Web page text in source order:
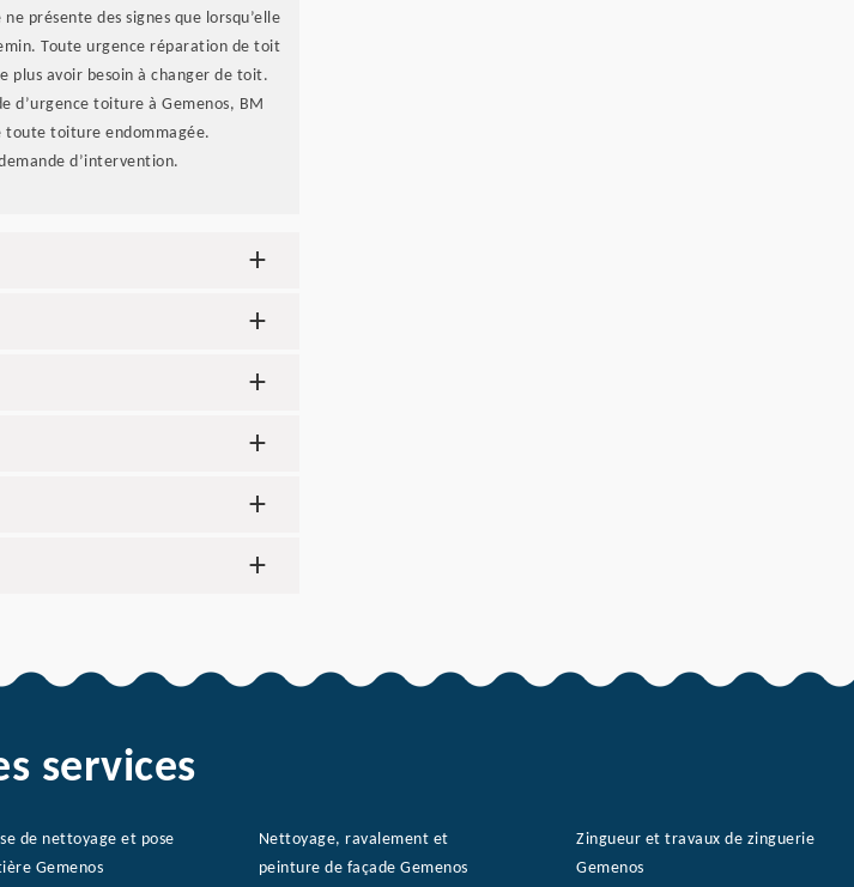
présente des signes que lorsqu’elle
Toute urgence réparation de toit
plus avoir besoin à changer de toit.
d’urgence toiture à Gemenos, BM
toiture endommagée.
d’intervention.
services
de nettoyage et pose
Gemenos
Nettoyage, ravalement et
peinture de façade Gemenos
Zingueur et travaux de zinguerie
Gemenos